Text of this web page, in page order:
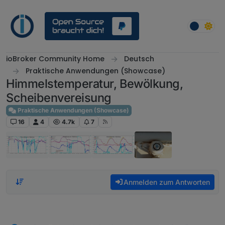
ioBroker Community Home
Deutsch
Praktische Anwendungen (Showcase)
Himmelstemperatur, Bewölkung,
Scheibenvereisung
Praktische Anwendungen (Showcase)
16
4 4.7k 7
Anmelden zum Antworten